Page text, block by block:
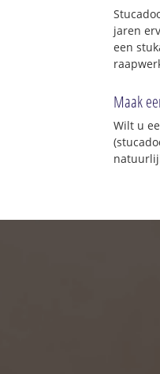
jaren
een
Maak
Wilt u